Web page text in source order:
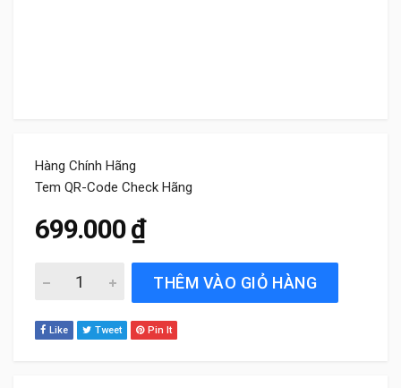
Hàng Chính Hãng
Tem QR-Code Check Hãng
699.000₫
Gạt Mưa Xe Hyundai Sonata (2015 đến 2025) Bosch
THÊM VÀO GIỎ HÀNG
Like Tweet Pin It